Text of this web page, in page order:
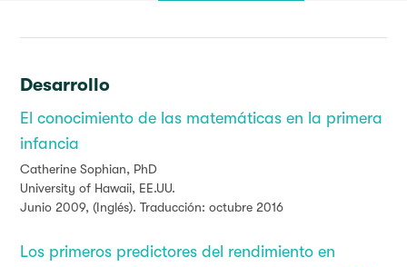
Desarrollo
El conocimiento de las matemáticas en la primera
infancia
Catherine Sophian, PhD
University of Hawaii, EE.UU.
Junio 2009, (Inglés). Traducción: octubre 2016
Los primeros predictores del rendimiento en